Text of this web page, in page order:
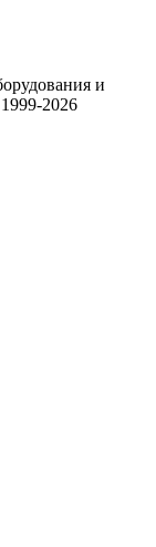
и
2026